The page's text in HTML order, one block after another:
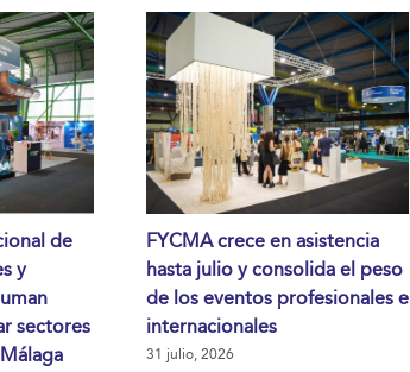
de
y
sectores
FYCMA crece en asistencia
hasta julio y consolida el peso
de los eventos profesionales e
internacionales
31 julio, 2026